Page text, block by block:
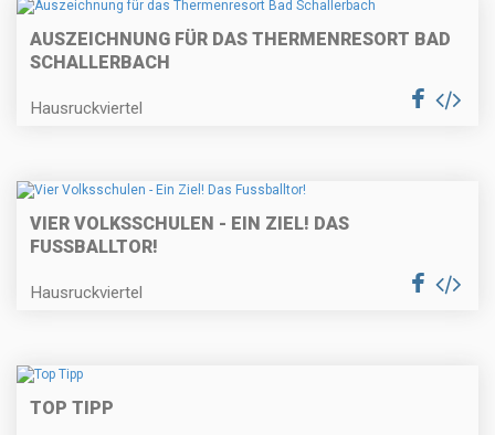
AUSZEICHNUNG FÜR DAS THERMENRESORT BAD
SCHALLERBACH
Hausruckviertel
VIER VOLKSSCHULEN - EIN ZIEL! DAS
FUSSBALLTOR!
Hausruckviertel
TOP TIPP